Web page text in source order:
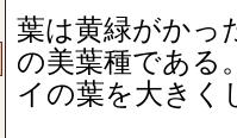
葉は黄緑がかっ
の美葉種である
イの葉を大きく